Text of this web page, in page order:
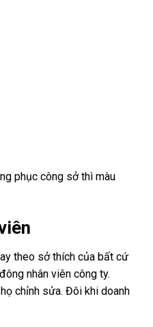
phục công sở thì màu
theo sở thích của bất cứ
nhân viên công ty.
chỉnh sửa. Đôi khi doanh